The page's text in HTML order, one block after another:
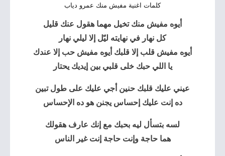
كلمات اغنية مفيش منك عمرو دياب
أيوه مفيش منك تخيل مهما هقول عنك قليل
كل نهار في نهايته ليّل إلا ليلي نهار
أيوه مفيش قلب إلا قلبك أيوه مفيش حب إلا عندك
يا اللي حبك خلى قلبي بين إيديك يحتار
عيني عليك قلبك حنين أجي عليك على طول تبين
ده إنت عليك إحساس يجنن هو ده الإحساس
لسه بتسأل ليه بحبك مع إنك عارف هقولك
هما حاجة وإنت حاجة إنت غير الناس